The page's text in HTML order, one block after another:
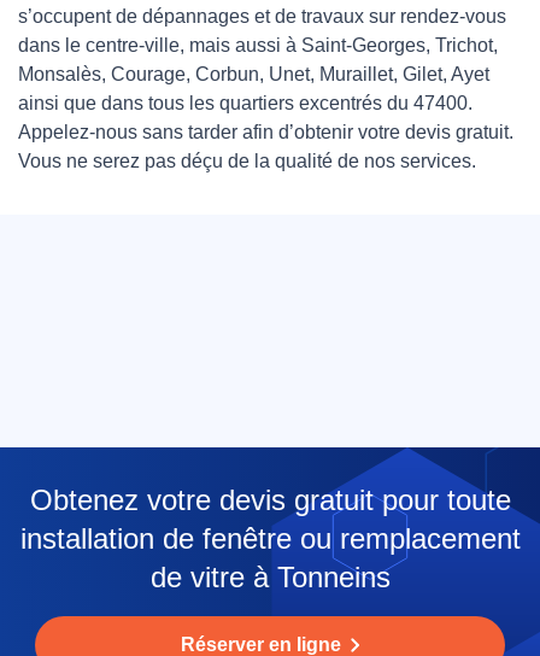
s’occupent de dépannages et de travaux sur rendez-vous
dans le centre-ville, mais aussi à Saint-Georges, Trichot,
Monsalès, Courage, Corbun, Unet, Muraillet, Gilet, Ayet
ainsi que dans tous les quartiers excentrés du 47400.
Appelez-nous sans tarder afin d’obtenir votre devis gratuit.
Vous ne serez pas déçu de la qualité de nos services.
Obtenez votre devis gratuit pour toute
installation de fenêtre ou remplacement
de vitre à Tonneins
Réserver en ligne